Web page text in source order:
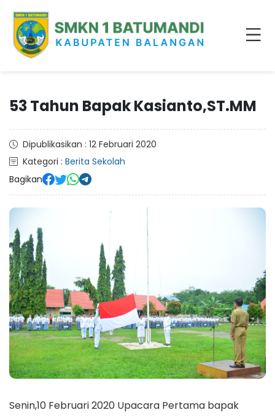
53 Tahun Bapak Kasianto,ST.MM
Dipublikasikan : 12 Februari 2020
Kategori : Berita Sekolah
Bagikan
Senin,10 Februari 2020 Upacara Pertama bapak